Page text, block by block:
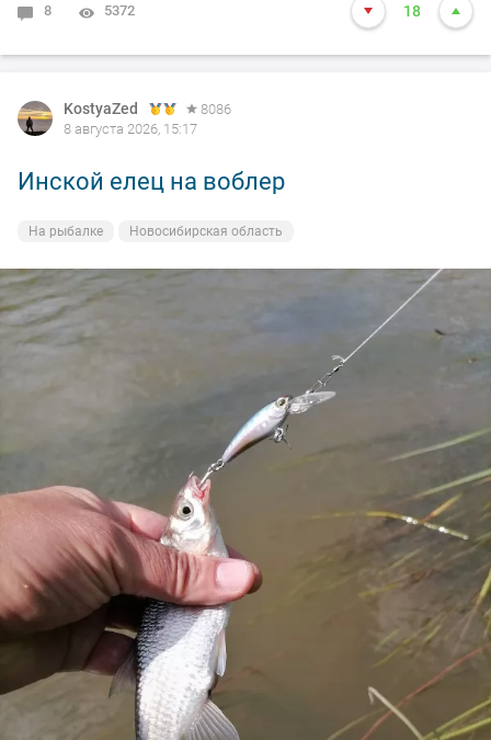
8 5372 18
KostyaZed
8086
8 августа 2026, 15:17
Инской елец на воблер
На рыбалке Новосибирская область